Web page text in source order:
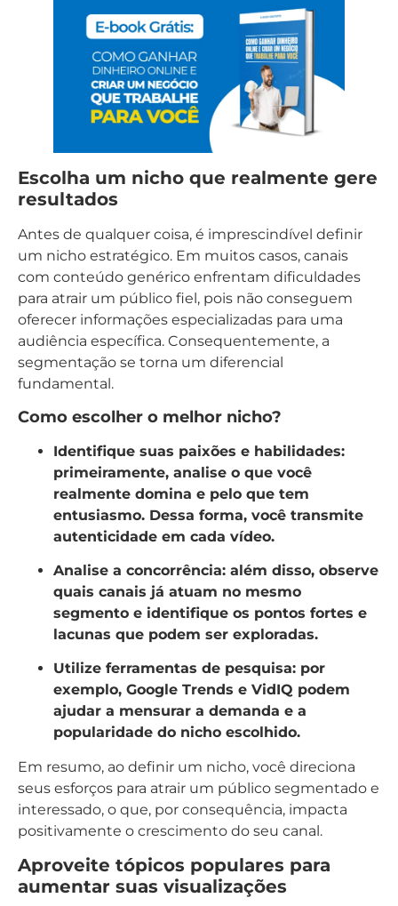
Escolha um nicho que realmente gere
resultados
Antes de qualquer coisa, é imprescindível definir
um nicho estratégico. Em muitos casos, canais
com conteúdo genérico enfrentam dificuldades
para atrair um público fiel, pois não conseguem
oferecer informações especializadas para uma
audiência específica. Consequentemente, a
segmentação se torna um diferencial
fundamental.
Como escolher o melhor nicho?
Identifique suas paixões e habilidades:
primeiramente, analise o que você
realmente domina e pelo que tem
entusiasmo. Dessa forma, você transmite
autenticidade em cada vídeo.
Analise a concorrência: além disso, observe
quais canais já atuam no mesmo
segmento e identifique os pontos fortes e
lacunas que podem ser exploradas.
Utilize ferramentas de pesquisa: por
exemplo, Google Trends e VidIQ podem
ajudar a mensurar a demanda e a
popularidade do nicho escolhido.
Em resumo, ao definir um nicho, você direciona
seus esforços para atrair um público segmentado e
interessado, o que, por consequência, impacta
positivamente o crescimento do seu canal.
Aproveite tópicos populares para
aumentar suas visualizações